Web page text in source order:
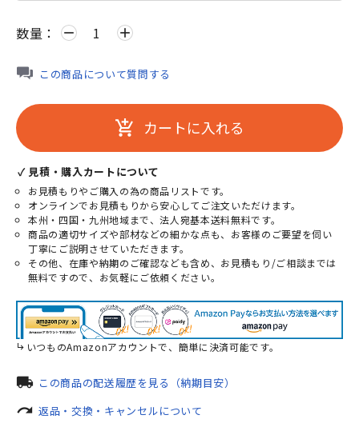
数量： remove add
この商品について質問する
add_shopping_cart カートに入れる
✓ 見積・購入カートについて
お見積もりやご購入の為の商品リストです。
オンラインでお見積もりから安心してご注文いただけます。
本州・四国・九州地域まで、法人宛基本送料無料です。
商品の適切サイズや部材などの細かな点も、お客様のご要望を伺い
丁寧にご説明させていただきます。
その他、在庫や納期のご確認なども含め、お見積もり/ご相談までは
無料ですので、お気軽にご依頼ください。
いつものAmazonアカウントで、簡単に決済可能です。
local_shipping この商品の配送履歴を見る（納期目安）
redo 返品・交換・キャンセルについて